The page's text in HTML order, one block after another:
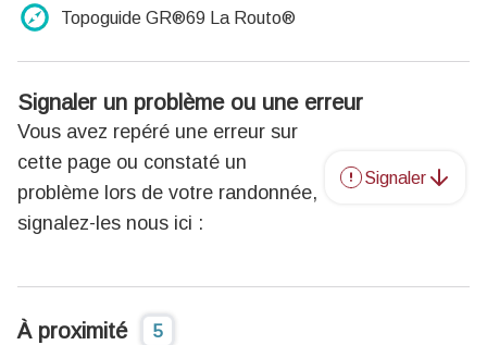
Topoguide GR®69 La Routo®
Signaler un problème ou une erreur
Vous avez repéré une erreur sur
cette page ou constaté un
problème lors de votre randonnée,
signalez-les nous ici :
Signaler
À proximité 5